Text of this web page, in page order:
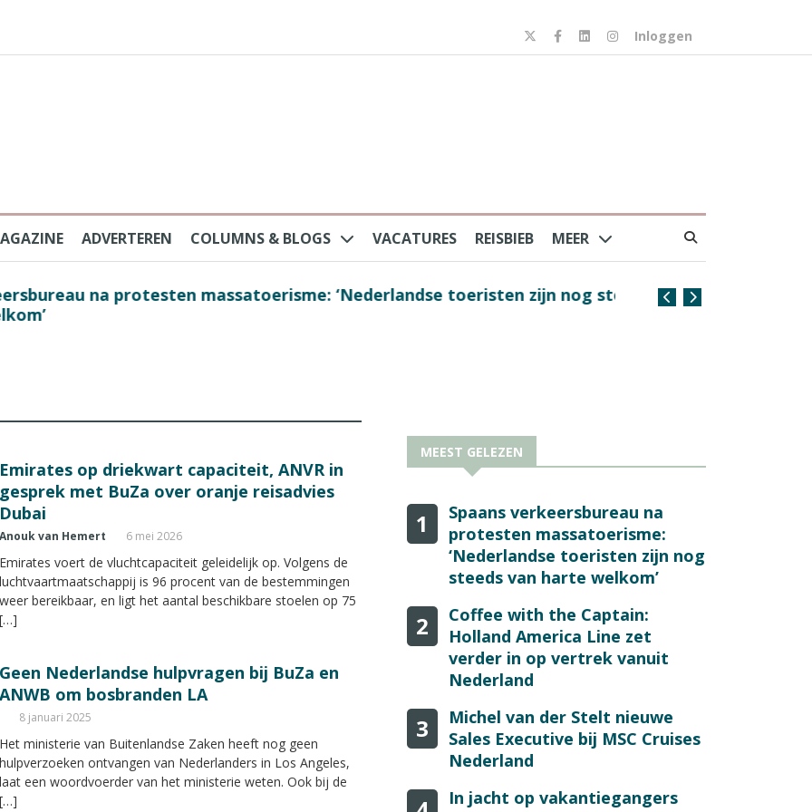
Inloggen
ADVERTEREN COLUMNS & BLOGS VACATURES REISBIEB MEER
na protesten massatoerisme: ‘Nederlandse toeristen zijn nog steeds Coffee with the
Emirates op driekwart capaciteit, ANVR in
gesprek met BuZa over oranje reisadvies
Dubai
Anouk van Hemert 6 mei 2026
Emirates voert de vluchtcapaciteit geleidelijk op. Volgens de
luchtvaartmaatschappij is 96 procent van de bestemmingen
weer bereikbaar, en ligt het aantal beschikbare stoelen op 75
[…]
Geen Nederlandse hulpvragen bij BuZa en
ANWB om bosbranden LA
8 januari 2025
Het ministerie van Buitenlandse Zaken heeft nog geen
hulpverzoeken ontvangen van Nederlanders in Los Angeles,
laat een woordvoerder van het ministerie weten. Ook bij de
[…]
MEEST GELEZEN
1
Spaans verkeersbureau na
protesten massatoerisme:
‘Nederlandse toeristen zijn nog
steeds van harte welkom’
2
Coffee with the Captain:
Holland America Line zet
verder in op vertrek vanuit
Nederland
3
Michel van der Stelt nieuwe
Sales Executive bij MSC Cruises
Nederland
In jacht op vakantiegangers